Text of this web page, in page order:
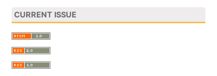
CURRENT ISSUE